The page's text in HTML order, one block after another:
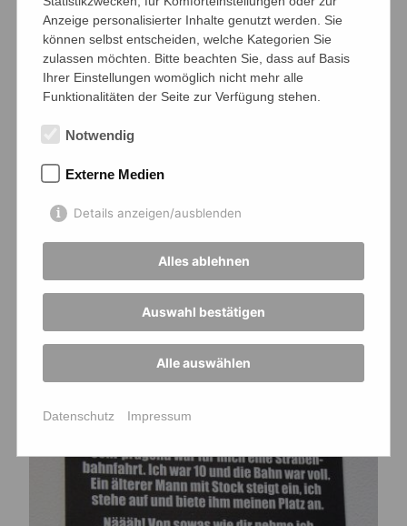
Ungarn Austausch
Homepage-AG
Allgemein,Ausfluege
Europaschule,Schulfahrten
Anzeige personalisierter Inhalte genutzt werden. Sie
können selbst entscheiden, welche Kategorien Sie
zulassen möchten. Bitte beachten Sie, dass auf Basis
Ihrer Einstellungen womöglich nicht mehr alle
Funktionalitäten der Seite zur Verfügung stehen.
Notwendig
Externe Medien
Details anzeigen/ausblenden
Alles ablehnen
Auswahl bestätigen
Alle auswählen
Datenschutz Impressum